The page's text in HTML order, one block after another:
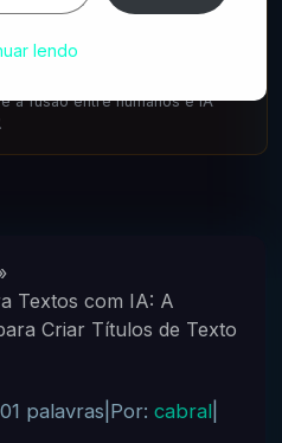
Próxima — Ray Kurzweil
a fusão entre humanos e IA
Textos com IA: A
Criar Títulos de Texto
palavras Por: cabral|
lendo